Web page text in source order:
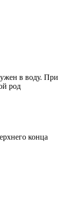
в воду. При
род
конца